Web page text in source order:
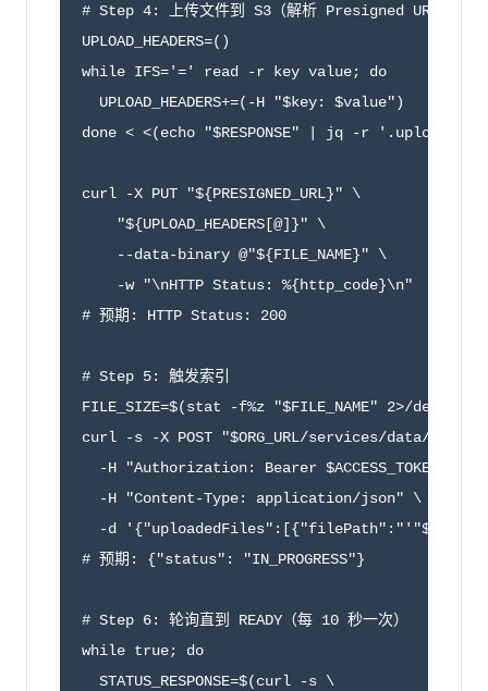
# Step 4: 上传文件到 S3（解析 Presigned URL 的
UPLOAD_HEADERS=()
while IFS='=' read -r key value; do
  UPLOAD_HEADERS+=(-H "$key: $value")
done < <(echo "$RESPONSE" | jq -r
curl -X PUT "${PRESIGNED_URL}" \
    "${UPLOAD_HEADERS[@]}" \
    --data-binary @"${FILE_NAME}" \
    -w "\nHTTP Status: %{http_code}\n"
# 预期: HTTP Status: 200
# Step 5: 触发索引
FILE_SIZE=$(stat -f%z "$FILE_NAME" 2>/dev/
curl -s -X POST "$ORG_URL/services/data/
  -H "Authorization: Bearer $ACCESS_TOKEN" \
  -H "Content-Type: application/json" \
-d
# 预期: {"status": "IN_PROGRESS"}
# Step 6: 轮询直到 READY（每 10 秒一次）
while true; do
  STATUS_RESPONSE=$(curl -s \